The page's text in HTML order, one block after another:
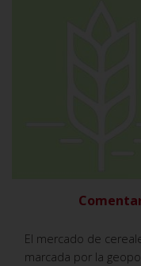
El mercado de
marcada por la